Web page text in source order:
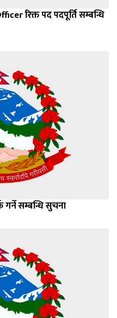
रिक्त पद पदपूर्ति सम्बन्धि
गर्ने सम्बन्धि सुचना